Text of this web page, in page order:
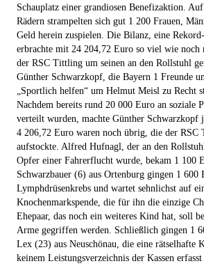
Schauplatz einer grandiosen Benefizaktion.
Rädern strampelten sich gut 1 200 Frauen,
Geld herein zuspielen. Die Bilanz, eine
erbrachte mit 24 204,72 Euro so viel wie noch
der RSC Tittling um seinen an den Rollstuhl
Günther Schwarzkopf, die Bayern 1 Freunde
„Sportlich helfen“ um Helmut Meisl zu Recht
Nachdem bereits rund 20 000 Euro an soziale
verteilt wurden, machte Günther Schwarzkopf
4 206,72 Euro waren noch übrig, die der
aufstockte. Alfred Hufnagl, der an den
Opfer einer Fahrerflucht wurde, bekam 1 100
Schwarzbauer (6) aus Ortenburg gingen 1 600
Lymphdrüsenkrebs und wartet sehnlichst auf
Knochenmarkspende, die für ihn die einzige
Ehepaar, das noch ein weiteres Kind hat, soll
Arme gegriffen werden. Schließlich gingen 1
Lex (23) aus Neuschönau, die eine rätselhafte
keinem Leistungsverzeichnis der Kassen